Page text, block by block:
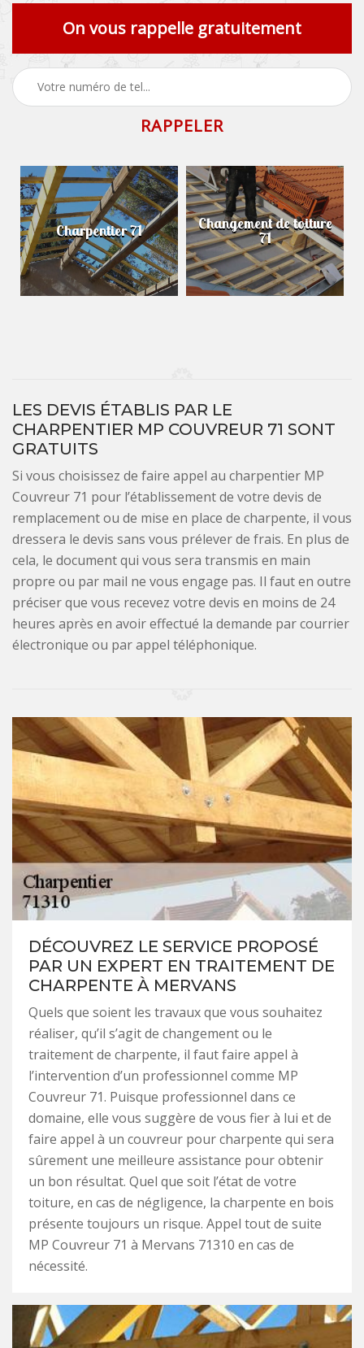
On vous rappelle gratuitement
Charpentier 71 Changement de toiture
71
LES DEVIS ÉTABLIS PAR LE
CHARPENTIER MP COUVREUR 71 SONT
GRATUITS
Si vous choisissez de faire appel au charpentier MP
Couvreur 71 pour l’établissement de votre devis de
remplacement ou de mise en place de charpente, il vous
dressera le devis sans vous prélever de frais. En plus de
cela, le document qui vous sera transmis en main
propre ou par mail ne vous engage pas. Il faut en outre
préciser que vous recevez votre devis en moins de 24
heures après en avoir effectué la demande par courrier
électronique ou par appel téléphonique.
DÉCOUVREZ LE SERVICE PROPOSÉ
PAR UN EXPERT EN TRAITEMENT DE
CHARPENTE À MERVANS
Quels que soient les travaux que vous souhaitez
réaliser, qu’il s’agit de changement ou le
traitement de charpente, il faut faire appel à
l’intervention d’un professionnel comme MP
Couvreur 71. Puisque professionnel dans ce
domaine, elle vous suggère de vous fier à lui et de
faire appel à un couvreur pour charpente qui sera
sûrement une meilleure assistance pour obtenir
un bon résultat. Quel que soit l’état de votre
toiture, en cas de négligence, la charpente en bois
présente toujours un risque. Appel tout de suite
MP Couvreur 71 à Mervans 71310 en cas de
nécessité.